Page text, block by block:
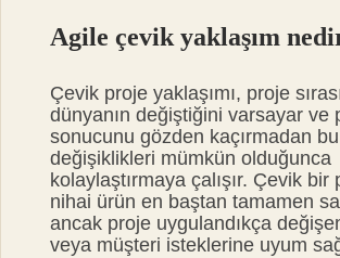
Agile çevik yaklaşım
Çevik proje yaklaşımı, proje
dünyanın değiştiğini varsayar ve
sonucunu gözden kaçırmadan bu
değişiklikleri mümkün olduğunca
kolaylaştırmaya çalışır. Çevik bir
nihai ürün en baştan tamamen
ancak proje uygulandıkça
veya müşteri isteklerine uyum